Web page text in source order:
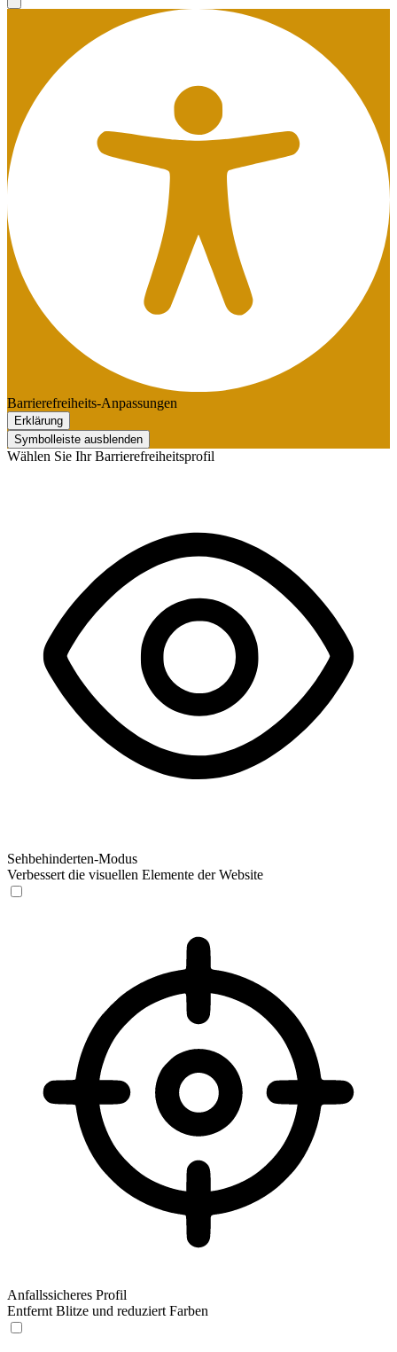
Barrierefreiheits-Anpassungen
Erklärung
Symbolleiste ausblenden
Wählen Sie Ihr Barrierefreiheitsprofil
Sehbehinderten-Modus
Verbessert die visuellen Elemente der Website
Anfallssicheres Profil
Entfernt Blitze und reduziert Farben